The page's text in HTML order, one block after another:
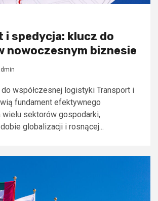
i spedycja: klucz do
nowoczesnym biznesie
współczesnej logistyki Transport i
fundament efektywnego
wielu sektorów gospodarki,
globalizacji i rosnącej...